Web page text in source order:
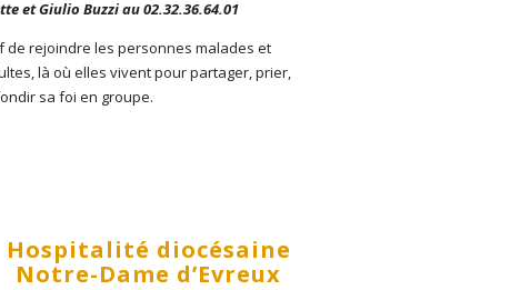
et Giulio Buzzi au 02.32.36.64.01
de rejoindre les personnes malades et
là où elles vivent pour partager, prier,
sa foi en groupe.
Hospitalité diocésaine
Notre-Dame d’Evreux